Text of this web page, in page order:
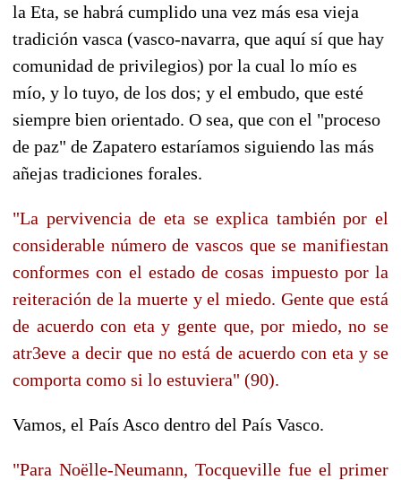
la Eta, se habrá cumplido una vez más esa vieja
tradición vasca (vasco-navarra, que aquí sí que hay
comunidad de privilegios) por la cual lo mío es
mío, y lo tuyo, de los dos; y el embudo, que esté
siempre bien orientado. O sea, que con el "proceso
de paz" de Zapatero estaríamos siguiendo las más
añejas tradiciones forales.
"La pervivencia de eta se explica también por el
considerable número de vascos que se manifiestan
conformes con el estado de cosas impuesto por la
reiteración de la muerte y el miedo. Gente que está
de acuerdo con eta y gente que, por miedo, no se
atr3eve a decir que no está de acuerdo con eta y se
comporta como si lo estuviera" (90).
Vamos, el País Asco dentro del País Vasco.
"Para Noëlle-Neumann, Tocqueville fue el primer